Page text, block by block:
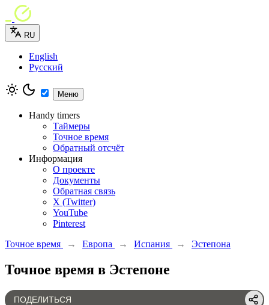
RU
English
Русский
Меню
Handy timers
Таймеры
Точное время
Обратный отсчёт
Информация
О проекте
Документы
Обратная связь
X (Twitter)
YouTube
Pinterest
Точное время
→ Европа → Испания → Эстепона
Точное время в Эстепоне
ПОДЕЛИТЬСЯ